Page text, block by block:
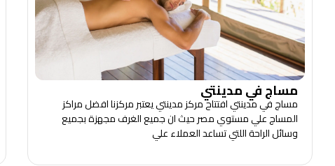
مساج في مدينتي
مساج في مدينتي افتتاح مركز مدينتي يعتبر مركزنا افضل مراكز
المساج علي مستوي مصر حيث ان جميع الغرف مجهزة بجميع
وسائل الراحة اللتي تساعد العملاء علي